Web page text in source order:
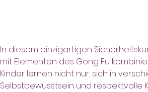
In diesem einzigartigen
mit Elementen des Gong Fu
Kinder lernen nicht nur, sich in
Selbstbewusstsein und respektvolle